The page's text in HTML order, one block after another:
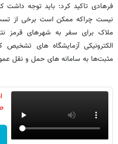
فرهادی تاکید کرد: باید توجه
نیست چراکه ممکن است برخی از
ملاک برای سفر به شهرهای قرمز
الکترونیکی آزمایشگاه های
مثبت‌ها به سامانه های حمل و نقل